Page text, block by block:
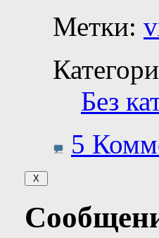
Метки:
Без
5